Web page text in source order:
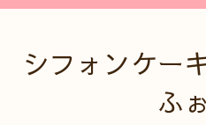
シフォンケー
ふ